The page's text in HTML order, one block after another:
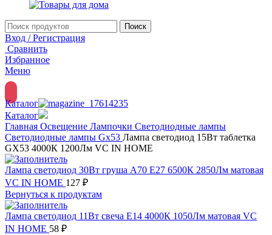
Поиск
Вход / Регистрация
Сравнить
Избранное
Меню
Каталог
Каталог
Главная Освещение Лампочки Светодиодные лампы
Светодиодные лампы Gx53 Лампа светодиод 15Вт таблетка
GX53 4000К 1200Лм VC IN HOME
Лампа светодиод 30Вт груша А70 Е27 6500К 2850Лм матовая
VC IN HOME 127 ₽
Вернуться к продуктам
Лампа светодиод 11Вт свеча Е14 4000К 1050Лм матовая VC
IN HOME 58 ₽